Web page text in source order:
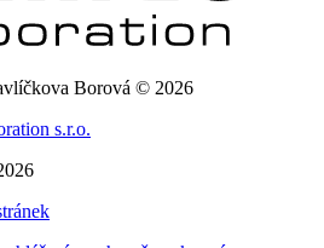
Borová © 2026
s.r.o.